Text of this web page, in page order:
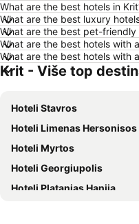
Hoteli Nica
Hoteli Rim
Hoteli Pefkohori
Hoteli Milano
Hoteli Sardinija
Hoteli Santorini
Hoteli Srbija
Hoteli Lefkada
Hoteli Hrvatska Istra
What are the best hotels in
What are the best luxury
What are the best pet-friendly
What are the best hotels with
What are the best hotels with
Krit - Više top
Hoteli Stavros
Hoteli Limenas Hersonisos
Hoteli Myrtos
Hoteli Georgiupolis
Hoteli Platanias Hanija